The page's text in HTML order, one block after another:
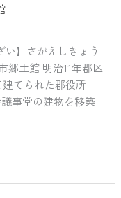
】さがえしきょう
郷土館 明治11年郡区
てられた郡役所
事堂の建物を移築